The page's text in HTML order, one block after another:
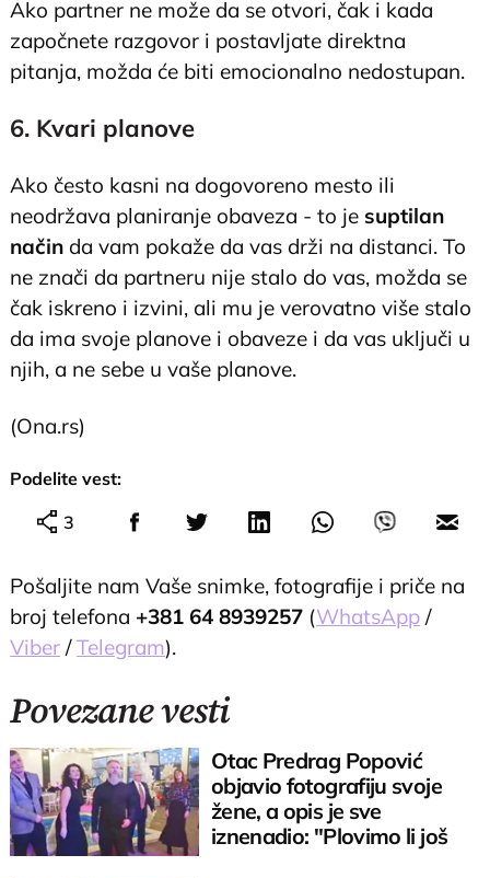
Ako partner ne može da se otvori, čak i kada
započnete razgovor i postavljate direktna
pitanja, možda će biti emocionalno nedostupan.
6. Kvari planove
Ako često kasni na dogovoreno mesto ili
neodržava planiranje obaveza - to je suptilan
način da vam pokaže da vas drži na distanci. To
ne znači da partneru nije stalo do vas, možda se
čak iskreno i izvini, ali mu je verovatno više stalo
da ima svoje planove i obaveze i da vas uključi u
njih, a ne sebe u vaše planove.
(Ona.rs)
Podelite vest:
3
Pošaljite nam Vaše snimke, fotografije i priče na
broj telefona +381 64 8939257 (WhatsApp /
Viber /Telegram).
Povezane vesti
Otac Predrag Popović
objavio fotografiju svoje
žene, a opis je sve
iznenadio: "Plovimo li još